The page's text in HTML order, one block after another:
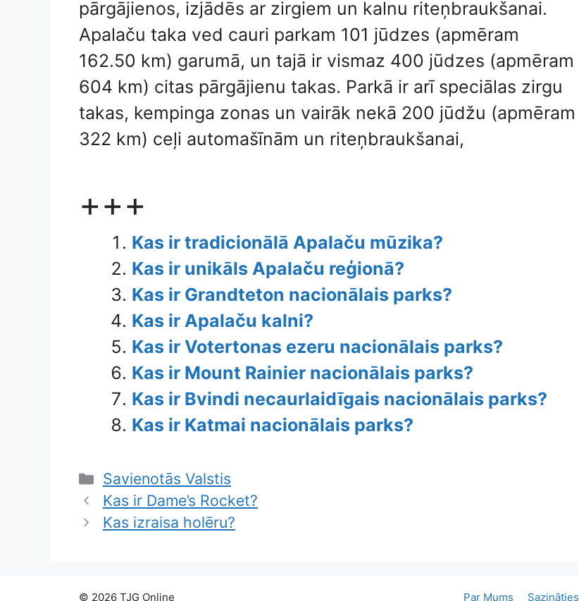
pārgājienos, izjādēs ar zirgiem un kalnu riteņbraukšanai.
Apalaču taka ved cauri parkam 101 jūdzes (apmēram
162.50 km) garumā, un tajā ir vismaz 400 jūdzes (apmēram
604 km) citas pārgājienu takas. Parkā ir arī speciālas zirgu
takas, kempinga zonas un vairāk nekā 200 jūdžu (apmēram
322 km) ceļi automašīnām un riteņbraukšanai,
+++
Kas ir tradicionālā Apalaču mūzika?
Kas ir unikāls Apalaču reģionā?
Kas ir Grandteton nacionālais parks?
Kas ir Apalaču kalni?
Kas ir Votertonas ezeru nacionālais parks?
Kas ir Mount Rainier nacionālais parks?
Kas ir Bvindi necaurlaidīgais nacionālais parks?
Kas ir Katmai nacionālais parks?
Categories
Savienotās Valstis
Kas ir Dame’s Rocket?
Kas izraisa holēru?
Par Mums Sazināties
© 2026 TJG Online